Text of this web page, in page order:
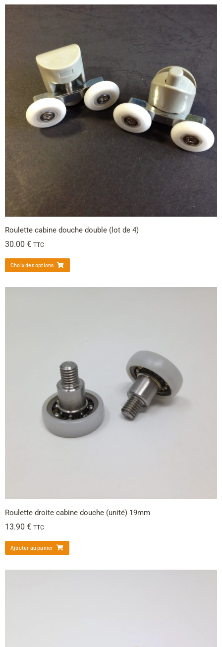
Roulette cabine douche double (lot de 4)
30.00 € TTC
Choix des options
Roulette droite cabine douche (unité) 19mm
13.90 € TTC
Ajouter au panier